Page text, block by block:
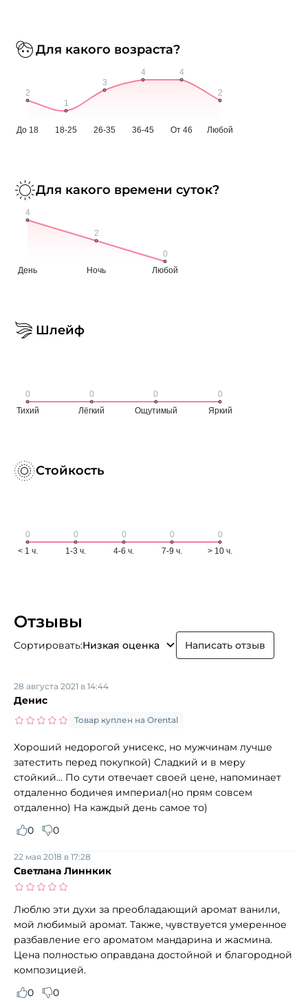
Для какого возраста?
Для какого времени суток?
Шлейф
Стойкость
Отзывы
Сортировать:Низкая оценка Написать отзыв
Денис
28 августа 2021 в 14:44
Товар куплен на Orental
Хороший недорогой унисекс, но мужчинам лучше
затестить перед покупкой) Сладкий и в меру
стойкий… По сути отвечает своей цене, напоминает
отдаленно бодичея империал(но прям совсем
отдаленно) На каждый день самое то)
0
0
Светлана Линнкик
22 мая 2018 в 17:28
Люблю эти духи за преобладающий аромат ванили,
мой любимый аромат. Также, чувствуется умеренное
разбавление его ароматом мандарина и жасмина.
Цена полностью оправдана достойной и благородной
композицией.
0
0